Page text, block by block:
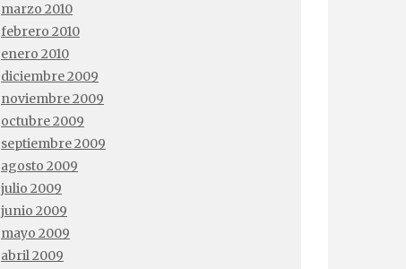
marzo 2010
febrero 2010
enero 2010
diciembre 2009
noviembre 2009
octubre 2009
septiembre 2009
agosto 2009
julio 2009
junio 2009
mayo 2009
abril 2009